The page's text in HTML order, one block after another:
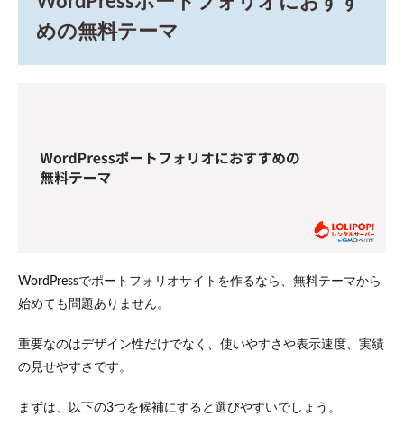
めの無料テーマ
WordPressでポートフォリオサイトを作るなら、無料テーマから
始めても問題ありません。
重要なのはデザイン性だけでなく、使いやすさや表示速度、実績
の見せやすさです。
まずは、以下の3つを候補にすると選びやすいでしょう。